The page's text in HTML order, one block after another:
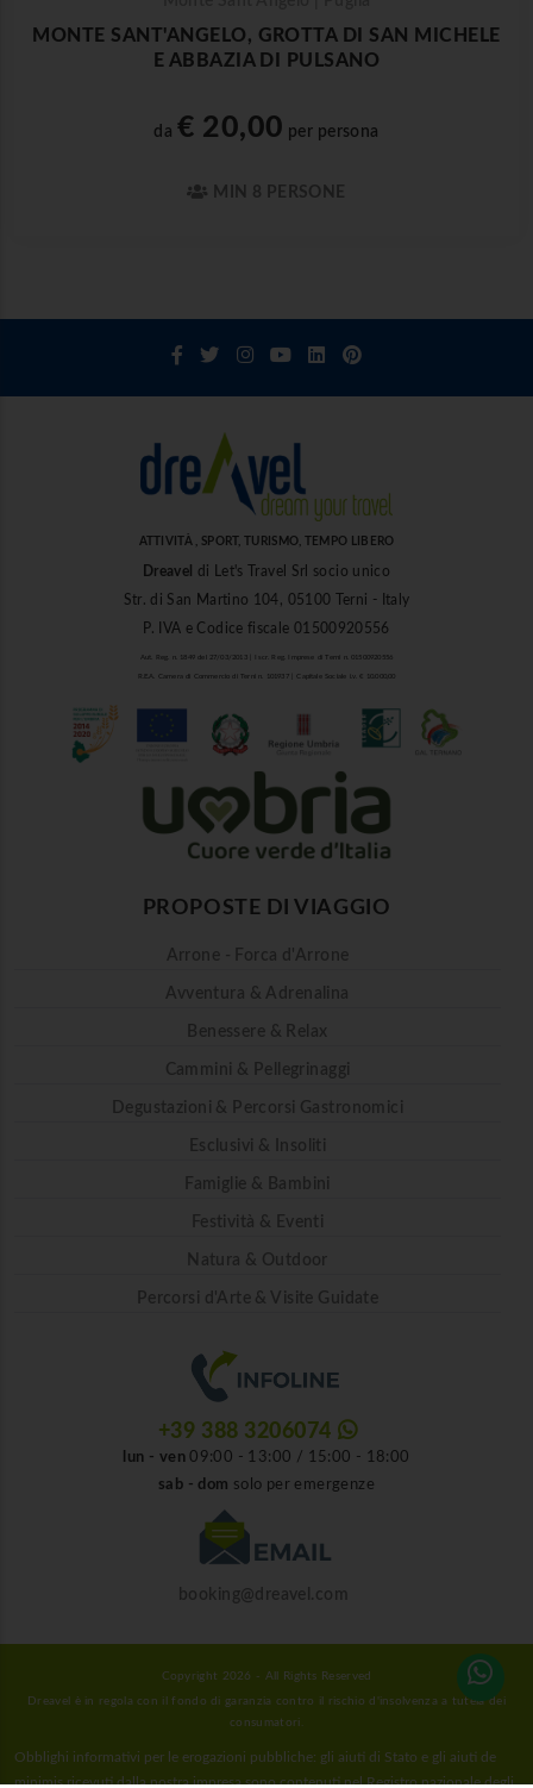
MONTE SANT'ANGELO, GROTTA DI SAN MICHELE
E ABBAZIA DI PULSANO
da € 20,00 per persona
MIN 8 PERSONE
ATTIVITÀ , SPORT, TURISMO, TEMPO LIBERO
Dreavel
di Let's Travel Srl socio unico
Str. di San Martino 104, 05100 Terni - Italy
P. IVA e Codice fiscale 01500920556
Aut. Reg. n. 1849 del 27/03/2013 | Iscr. Reg. Imprese di Terni n. 01500920556
R.E.A. Camera di Commercio di Terni n. 101937 | Capitale Sociale i.v. € 10.000,00
PROPOSTE DI VIAGGIO
Arrone - Forca d'Arrone
Avventura & Adrenalina
Benessere & Relax
Cammini & Pellegrinaggi
Degustazioni & Percorsi Gastronomici
Esclusivi & Insoliti
Famiglie & Bambini
Festività & Eventi
Natura & Outdoor
Percorsi d'Arte & Visite Guidate
+39 388 3206074
lun - ven09:00 - 13:00 / 15:00 - 18:00
sab - dom solo per emergenze
booking@dreavel.com
Copyright 2026 - All Rights Reserved
Dreavel è in regola con il fondo di garanzia contro il rischio d'insolvenza a tutela dei
consumatori.
Obblighi informativi per le erogazioni pubbliche: gli aiuti di Stato e gli aiuti de
minimis ricevuti dalla nostra impresa sono contenuti nel Registro nazionale degli